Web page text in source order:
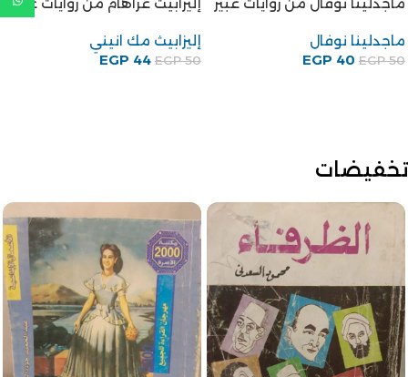
روايات عبير
EGP50
EGP39
كتاب تركيا – إيران والأمن
القومى العربى للكاتب الدكتور
محمد توفيق غنيم
تخفيضات